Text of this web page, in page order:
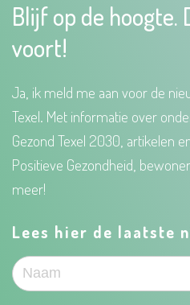
Blijf op de hoogte.
voort!
Ja, ik meld me aan voor de
Texel. Met informatie over
Gezond Texel 2030, artikelen
Positieve Gezondheid,
meer!
Lees hier de laatste